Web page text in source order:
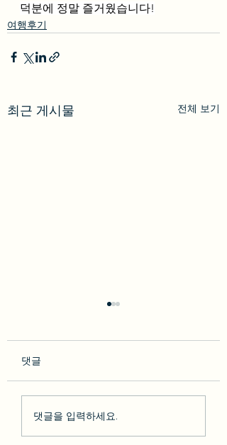
덕분에 정말 즐거웠습니다!
여행후기
최근 게시물 전체 보기
so********* 2023-02-10
댓글
댓글을 입력하세요.